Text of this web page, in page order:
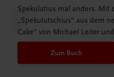
Spekulatius mal anders. Mit
„Spekulutschius“ aus dem
Cake“ von Michael Leiter
Zum Buch